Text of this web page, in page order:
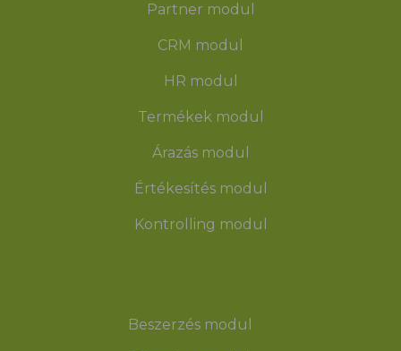
Partner modul
CRM modul
HR modul
Termékek modul
Árazás modul
Értékesítés modul
Kontrolling modul
Beszerzés modul